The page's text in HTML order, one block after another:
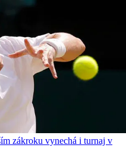
zákroku vynechá i turnaj v